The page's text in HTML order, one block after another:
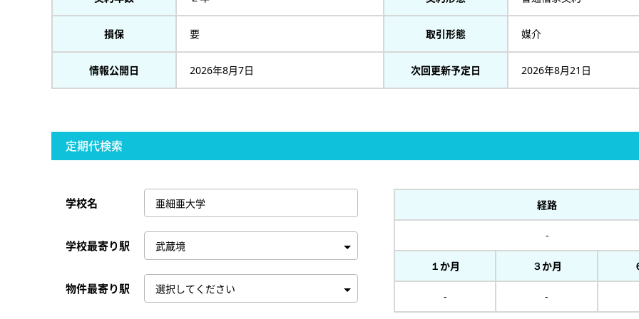
損保 要 取引形態 媒介
情報公開日 2026年8月7日 次回更新予定日 2026年8月21日
定期代検索
学校名
学校最寄り駅
物件最寄り駅
経路
-
１か月 ３か月
- -